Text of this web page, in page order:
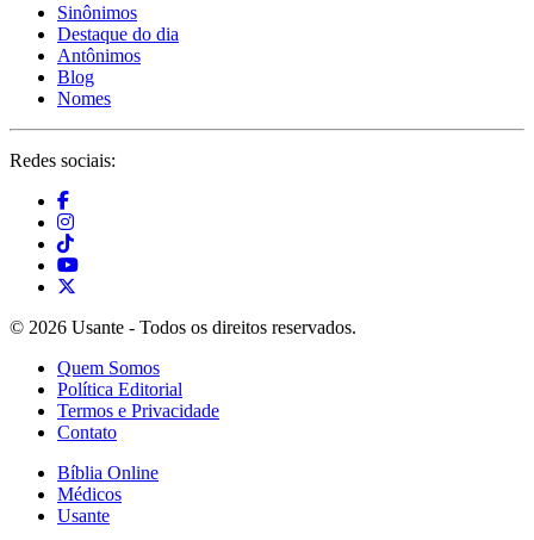
Sinônimos
Destaque do dia
Antônimos
Blog
Nomes
Redes sociais:
© 2026 Usante - Todos os direitos reservados.
Quem Somos
Política Editorial
Termos e Privacidade
Contato
Bíblia Online
Médicos
Usante